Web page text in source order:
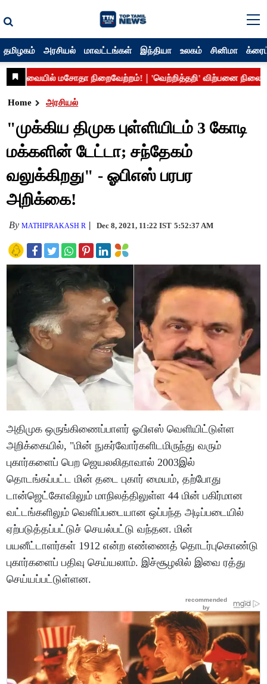
தமிழகம் அரசியல் மாவட்டங்கள் இந்தியா உலகம் சினிமா
Home அரசியல்
"முக்கிய திமுக புள்ளியிடம் 3 கோடி
மக்களின் டேட்டா; சந்தேகம்
வலுக்கிறது" - ஓபிஎஸ் பரபர
அறிக்கை!
ByMATHIPRAKASH R Dec 8, 2021, 11:22 IST 5:52:37 AM
அதிமுக ஒருங்கிணைப்பாளர் ஓபிஎஸ் வெளியிட்டுள்ள
அறிக்கையில், "மின் நுகர்வோர்களிடமிருந்து வரும்
புகார்களைப் பெற ஜெயலலிதாவால் 2003இல்
தொடங்கப்பட்ட மின் தடை புகார் மையம், தற்போது
டான்ஜெட்கோவிலும் மாநிலத்திலுள்ள 44 மின் பகிர்மான
வட்டங்களிலும் வெளிப்படையான ஒப்பந்த அடிப்படையில்
ஏற்படுத்தப்பட்டுச் செயல்பட்டு வந்தன. மின்
பயனீட்டாளர்கள் 1912 என்ற எண்ணைத் தொடர்புகொண்டு
புகார்களைப் பதிவு செய்யலாம். இச்சூழலில் இவை ரத்து
செய்யப்பட்டுள்ளன.